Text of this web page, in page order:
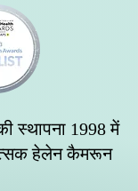
स्थापना 1998 में
हेलेन कैमरून